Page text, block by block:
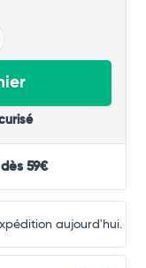
59€
aujourd'hui.